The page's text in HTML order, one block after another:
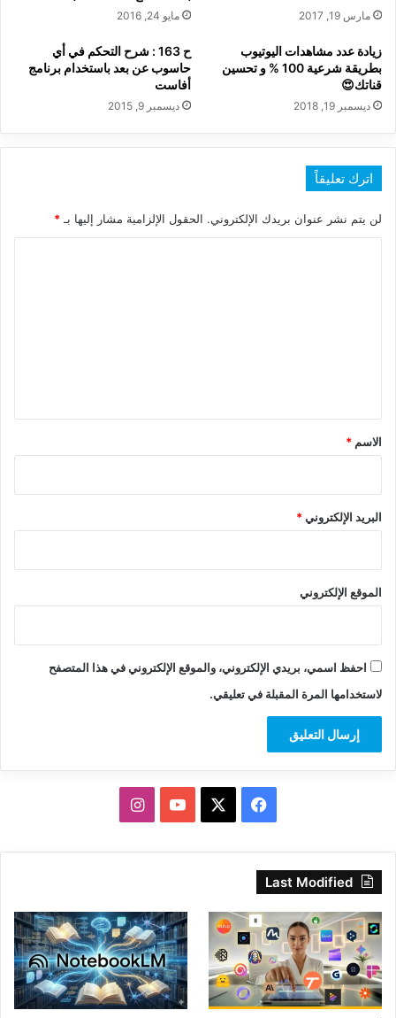
مارس 19, 2017 مايو 24, 2016
زيادة عدد مشاهدات اليوتيوب
بطريقة شرعية 100 % و تحسين
قناتك😍
ديسمبر 19, 2018
ح 163 : شرح التحكم في أي
حاسوب عن بعد باستخدام برنامج
أفاست
ديسمبر 9, 2015
اترك تعليقاً
لن يتم نشر عنوان بريدك الإلكتروني. الحقول الإلزامية مشار إليها بـ *
*
الاسم *
البريد الإلكتروني*
الموقع الإلكتروني
احفظ اسمي، بريدي الإلكتروني، والموقع الإلكتروني في هذا المتصفح
لاستخدامها المرة المقبلة في تعليقي.
فيسبوك ‫YouTubeانستقرام
Last Modified